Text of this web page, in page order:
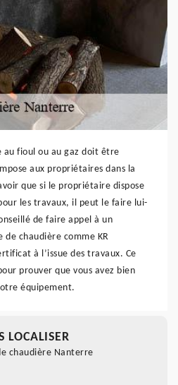
au fioul ou au gaz doit être
aux propriétaires dans la
que si le propriétaire dispose
les travaux, il peut le faire lui-
de faire appel à un
de chaudière comme KR
à l’issue des travaux. Ce
prouver que vous avez bien
équipement.
LOCALISER
chaudière Nanterre